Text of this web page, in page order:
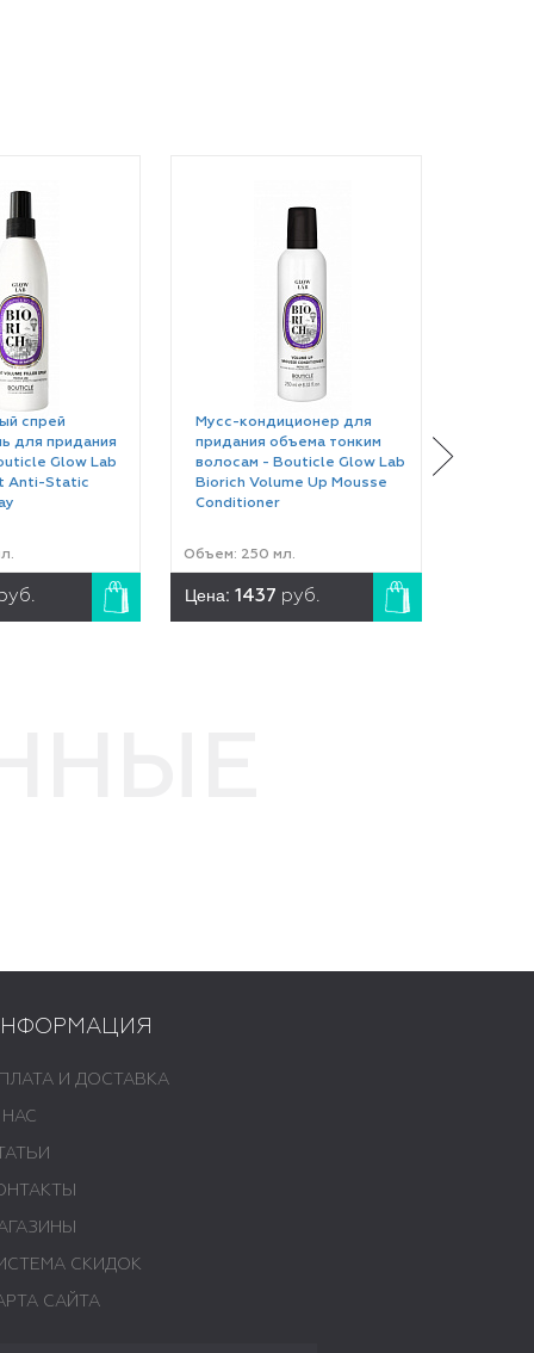
спрей
для придания
Glow Lab
Anti-Static
Мусс-кондиционер для
придания объема тонким
волосам - Bouticle Glow Lab
Biorich Volume Up Mousse
Conditioner
Объем: 250 мл.
Цена: 1437 руб.
И ДОСТАВКА
СКИДОК
САЙТА